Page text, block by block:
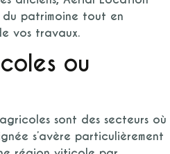
du patrimoine tout en
vos travaux.
ou
sont des secteurs où
s’avère particulièrement